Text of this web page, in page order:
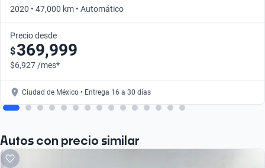
2020 • 47,000 km • Automático
Precio desde
$369,999
$6,927 /mes*
Ciudad de México • Entrega 16 a 30 días
Autos con precio similar